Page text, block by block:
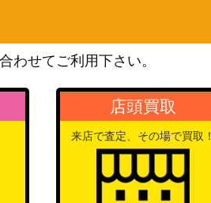
わせてご利用下さい。
店頭買取
来店で査定、その場で買取！